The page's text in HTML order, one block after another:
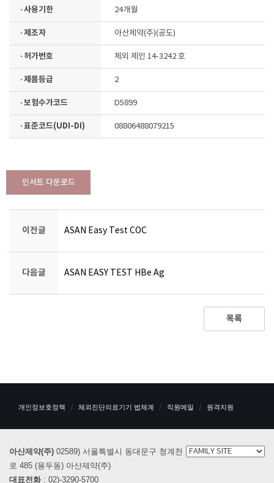
· 사용기한 24개월
· 제조자 아산제약(주)(공도)
· 허가번호 체외 제인 14-3242 호
· 제품등급 2
· 보험수가코드 D5899
· 표준코드(UDI-DI) 08806488079215
인서트 다운로드
이전글 ASAN Easy Test COC
다음글 ASAN EASY TEST HBe Ag
목록
개인정보호정책 체외진단의료기기 법체계 직원메일 원격지원
아산제약(주) 02589) 서울특별시 동대문구 청계천
로 485 (용두동) 아산제약(주)
대표전화: 02)-3290-5700